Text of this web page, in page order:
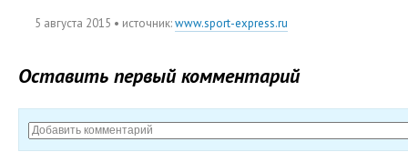
5 августа 2015 • источник:www.sport-express.ru
Оставить первый комментарий